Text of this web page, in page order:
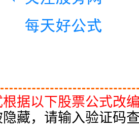
据以下股票公式改
藏，请输入验证码